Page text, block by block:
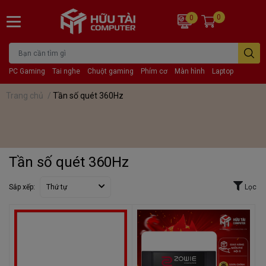
PC Gaming Tai nghe Chuột gaming Phím cơ Màn hình Laptop
0 0
Trang chủ / Tần số quét 360Hz
Tần số quét 360Hz
Sắp xếp: Thứ tự Lọc